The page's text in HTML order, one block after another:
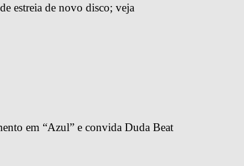
estreia de novo disco; veja
em “Azul” e convida Duda Beat